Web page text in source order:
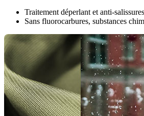
Traitement déperlant et anti-
Sans fluorocarbures, substances